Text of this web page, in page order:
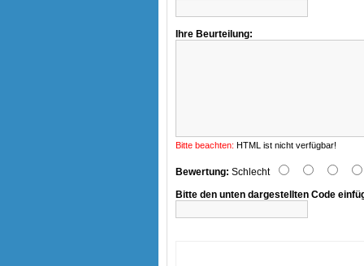
Ihre Beurteilung:
Bitte beachten: HTML ist nicht verfügbar!
Bewertung: Schlecht
Bitte den unten dargestellten Code